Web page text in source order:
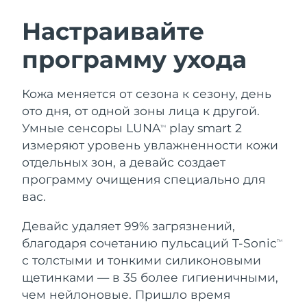
Настраивайте
программу ухода
Кожа меняется от сезона к сезону, день
ото дня, от одной зоны лица к другой.
Умные сенсоры LUNATM
play smart 2
измеряют уровень увлажненности кожи
отдельных зон, а девайс создает
программу очищения специально для
вас.
Девайс удаляет 99% загрязнений,
благодаря сочетанию пульсаций T-SonicTM
с толстыми и тонкими силиконовыми
щетинками — в 35 более гигиеничными,
чем нейлоновые. Пришло время
LUNA™ 4 набор
Anti-aging massage
LUNA™ 4 Plus
LUNA™ 4 Men
For men, anti-aging massage
BEAR™ 2 набор
Microcurrent toning
BEAR™ 2 go
BEAR™ 2 eyes & lips
Microcurrent line smoothing device
Увлажнение
UFO™ 3 набор
UFO™ 3 LED
Near-infrared and red light therapy
device
Забота о полости рта
issa™ 4
issa™ 4 plus
Smart hybrid silicone sonic toothbrush
Омоложение LED-процедуры
NEW
Австралия
Ожидаемая дата доставки
Ожидаемая дата доставки
8/10/26
Бахрейн
Ожидаемая дата доставки
8/11/26
Бельгия
Ожидаемая дата доставки
Бермудские о-ва
Ожидаемая дата доставки
Босния и
Герцеговина
Ожидаемая дата доставки
8/13/26